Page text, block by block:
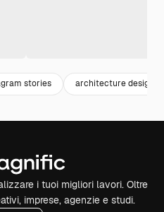
stories architecture design
i tuoi migliori lavori. Oltre
imprese, agenzie e studi.